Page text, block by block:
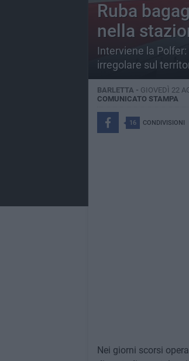
Ruba
nella
Interviene la
irregolare sul
BARLETTA - GIOVEDÌ 22
COMUNICATO STAMPA
16 CONDIVISIONI
Nei giorni scorsi